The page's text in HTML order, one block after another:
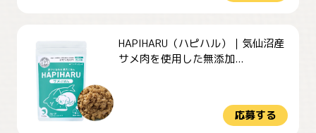
HAPIHARU（ハピハル）｜気仙沼産
サメ肉を使用した無添加...
応募する